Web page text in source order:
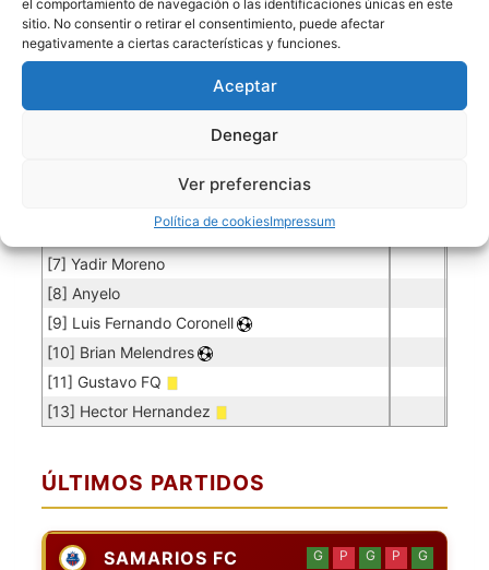
el comportamiento de navegación o las identificaciones únicas en este
sitio. No consentir o retirar el consentimiento, puede afectar
negativamente a ciertas características y funciones.
Aceptar
Denegar
Ver preferencias
Política de cookiesImpressum
[77] Jhony De la Hoz
0.08 2
[3] Sebastian Ramirez
[5] Juan Jose Vargas
[7] Yadir Moreno
[8] Anyelo
[9] Luis Fernando Coronell
[10] Brian Melendres
[11] Gustavo FQ
[13] Hector Hernandez
ÚLTIMOS PARTIDOS
SAMARIOS FC G P G P G